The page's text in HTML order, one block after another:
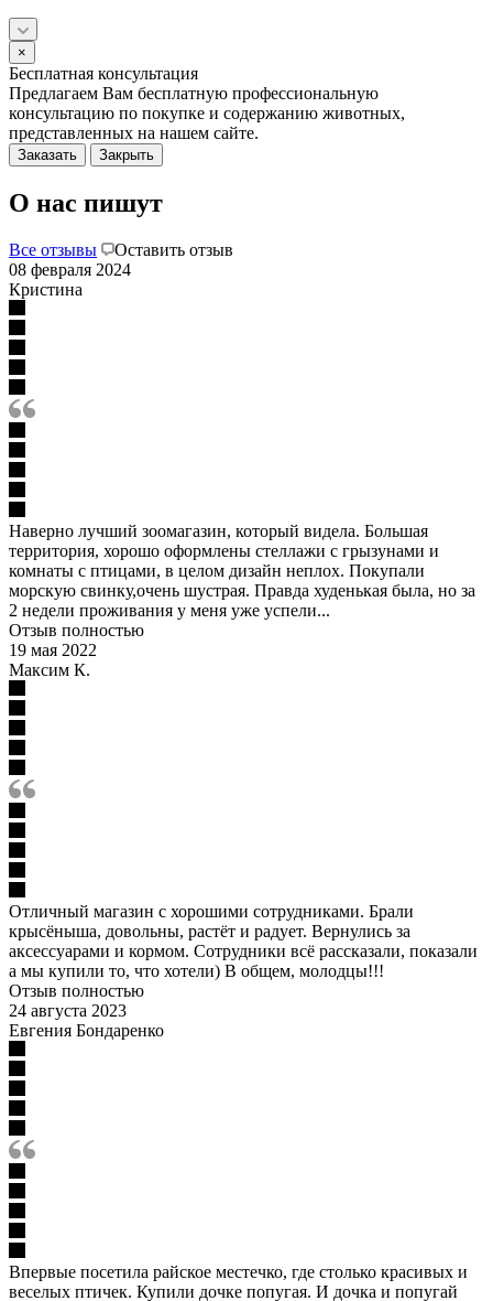
×
Бесплатная консультация
Предлагаем Вам бесплатную профессиональную
консультацию по покупке и содержанию животных,
представленных на нашем сайте.
Заказать Закрыть
О нас пишут
Все отзывы
Оставить отзыв
08 февраля 2024
Кристина
Наверно лучший зоомагазин, который видела. Большая
территория, хорошо оформлены стеллажи с грызунами и
комнаты с птицами, в целом дизайн неплох. Покупали
морскую свинку,очень шустрая. Правда худенькая была, но за
2 недели проживания у меня уже успели...
Отзыв полностью
19 мая 2022
Максим К.
Отличный магазин с хорошими сотрудниками. Брали
крысёныша, довольны, растёт и радует. Вернулись за
аксессуарами и кормом. Сотрудники всё рассказали, показали
а мы купили то, что хотели) В общем, молодцы!!!
Отзыв полностью
24 августа 2023
Евгения Бондаренко
Впервые посетила райское местечко, где столько красивых и
веселых птичек. Купили дочке попугая. И дочка и попугай